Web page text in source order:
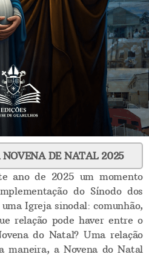
NOVENA DE NATAL 2025
ano de 2025 um momento
do Sínodo dos
Igreja sinodal: comunhão,
relação pode haver entre o
do Natal? Uma relação
maneira, a Novena do Natal